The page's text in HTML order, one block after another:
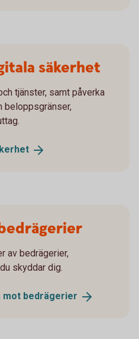
säkerhet
tjänster, samt påverka
beloppsgränser,
av bedrägerier,
skyddar dig.
mot bedrägerier